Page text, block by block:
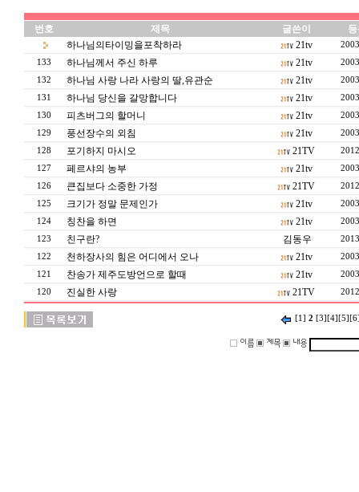
번호 제목 글쓴이
하나님의타이밍을포착하라
21tv
133
하나님께서 주신 하루 21tv
132
하나님 사랑 나라 사랑의 딸,유관순 21tv
131
하나님 당신을 갈망합니다 21tv
130
피츠버그의 할머니 21tv
129
풍선장수의 외침 21tv
128
포기하지 마시오 21TV
127
페르샤의 농부 21tv
126
큰집보다 소중한 가정 21TV
125
크기가 정말 문제인가 21tv
124
칭찬을 하면 21tv
123
친구란? 김동우
122
천하장사의 힘은 어디에서 오나 21tv
121
찬송가 제주도방언으로 할때 21tv
120
진실한 사랑 21TV
[1] 2 [3] [4] [5]